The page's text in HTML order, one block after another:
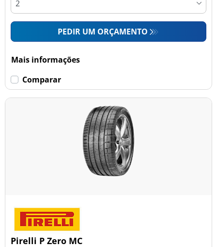
PEDIR UM ORÇAMENTO
Mais informações
Comparar
Pirelli P Zero MC